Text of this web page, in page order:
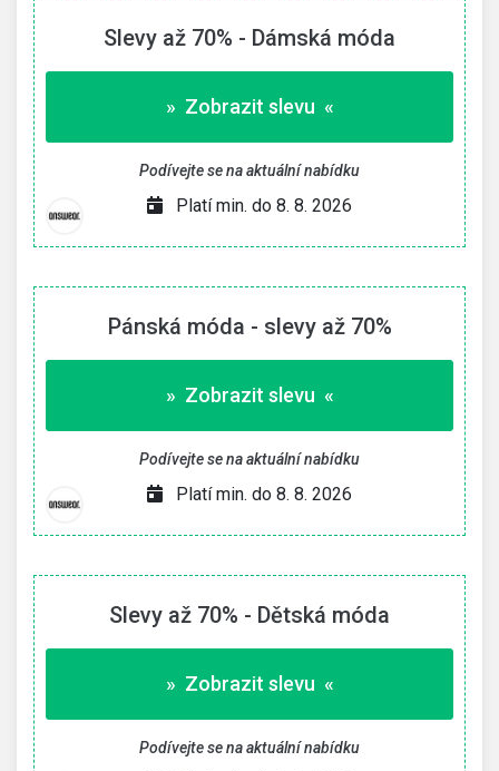
Slevy až 70% - Dámská móda
» Zobrazit slevu «
Podívejte se na aktuální nabídku
Platí min. do 8. 8. 2026
Pánská móda - slevy až 70%
» Zobrazit slevu «
Podívejte se na aktuální nabídku
Platí min. do 8. 8. 2026
Slevy až 70% - Dětská móda
» Zobrazit slevu «
Podívejte se na aktuální nabídku